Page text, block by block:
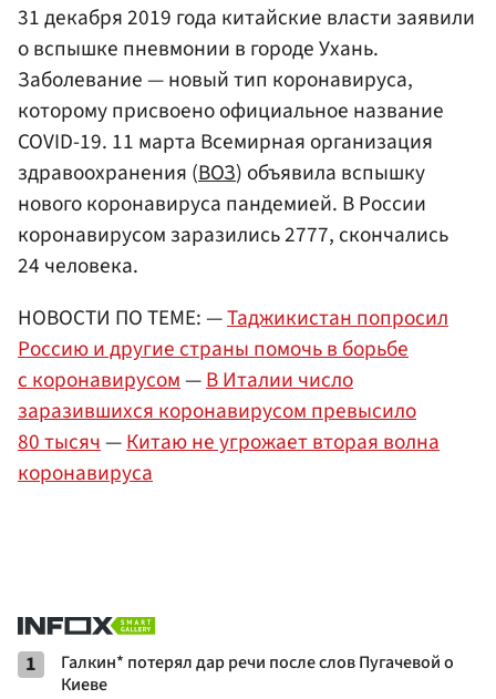
31 декабря 2019 года китайские власти заявили
о вспышке пневмонии в городе Ухань.
Заболевание — новый тип коронавируса,
которому присвоено официальное название
COVID-19. 11 марта Всемирная организация
здравоохранения (ВОЗ) объявила вспышку
нового коронавируса пандемией. В России
коронавирусом заразились 2777, скончались
24 человека.
НОВОСТИ ПО ТЕМЕ: —Таджикистан попросил
Россию и другие страны помочь в борьбе
с коронавирусом—В Италии число
заразившихся коронавирусом превысило
80 тысяч—Китаю не угрожает вторая волна
коронавируса
1
Галкин* потерял дар речи после слов Пугачевой о
Киеве